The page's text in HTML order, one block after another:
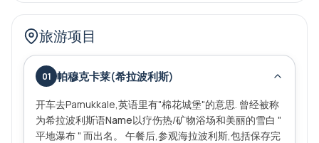
旅游项目
01 帕穆克卡莱(希拉波利斯)
开车去Pamukkale,英语里有"棉花城堡"的意思. 曾经被称
为希拉波利斯语Name以疗伤热/矿物浴场和美丽的雪白 "
平地瀑布 " 而出名。 午餐后,参观海拉波利斯,包括保存完